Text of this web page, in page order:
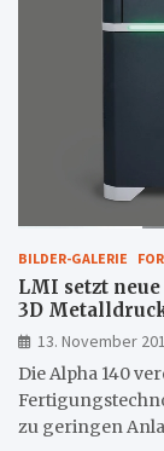
BILDER-GALERIE
LMI setzt
3D
13. November
Die Alpha 140
zu geringen